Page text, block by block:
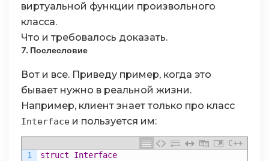
виртуальной функции произвольного
класса.
Что и требовалось доказать.
7. Послесловие
Вот и все. Приведу пример, когда это
бывает нужно в реальной жизни.
Например, клиент знает только про класс
Interface и пользуется им:
C++
1
struct
Interface